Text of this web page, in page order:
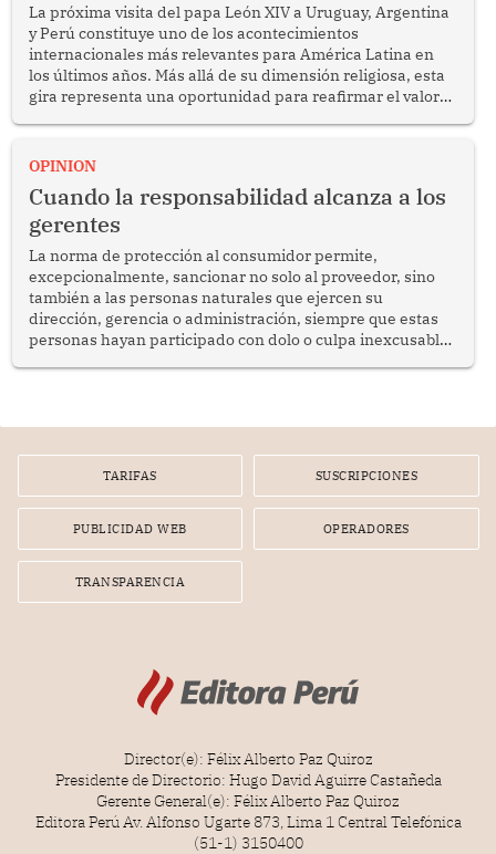
La próxima visita del papa León XIV a Uruguay, Argentina
y Perú constituye uno de los acontecimientos
internacionales más relevantes para América Latina en
los últimos años. Más allá de su dimensión religiosa, esta
gira representa una oportunidad para reafirmar el valor
enfrenta desafíos en materia de desarrollo, cohesión
OPINION
Cuando la responsabilidad alcanza a los
gerentes
La norma de protección al consumidor permite,
excepcionalmente, sancionar no solo al proveedor, sino
también a las personas naturales que ejercen su
dirección, gerencia o administración, siempre que estas
personas hayan participado con dolo o culpa inexcusable
por la frustrada realización de un meet and greet con
TARIFAS SUSCRIPCIONES
PUBLICIDAD WEB OPERADORES
TRANSPARENCIA
Director(e): Félix Alberto Paz Quiroz
Presidente de Directorio: Hugo David Aguirre Castañeda
Gerente General(e): Félix Alberto Paz Quiroz
Editora Perú Av. Alfonso Ugarte 873, Lima 1 Central Telefónica
(51-1) 3150400